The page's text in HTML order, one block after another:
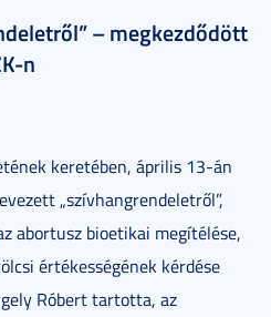
– megkezdődött
n
keretében, április 13-án
„szívhangrendeletről”,
abortusz bioetikai megítélése,
értékességének kérdése
Róbert tartotta, az